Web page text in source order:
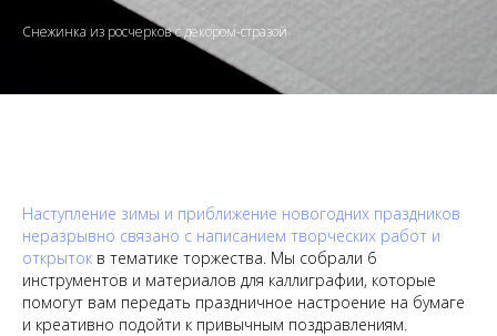
Снежинка из росчерков с декором-стразой
Наступление зимы и приближение новогодних праздников
неразрывно связано с написанием творческих работ и
открыток в тематике торжества. Мы собрали 6
инструментов и материалов для каллиграфии, которые
помогут вам передать праздничное настроение на бумаге
и креативно подойти к привычным поздравлениям.